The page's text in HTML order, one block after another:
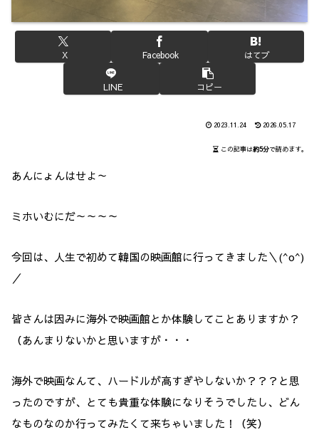
X Facebook はてブ
LINE コピー
2023.11.24 2026.05.17
この記事は約5分で読めます。
あんにょんはせよ～
ミホいむにだ～～～～
今回は、人生で初めて韓国の映画館に行ってきました＼(^o^)
／
皆さんは因みに海外で映画館とか体験してことありますか？
（あんまりないかと思いますが・・・
海外で映画なんて、ハードルが高すぎやしないか？？？と思
ったのですが、とても貴重な体験になりそうでしたし、どん
なものなのか行ってみたくて来ちゃいました！（笑）